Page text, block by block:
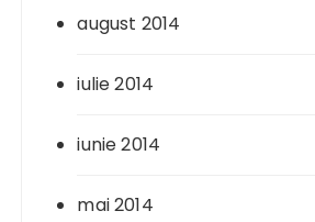
august 2014
iulie 2014
iunie 2014
mai 2014